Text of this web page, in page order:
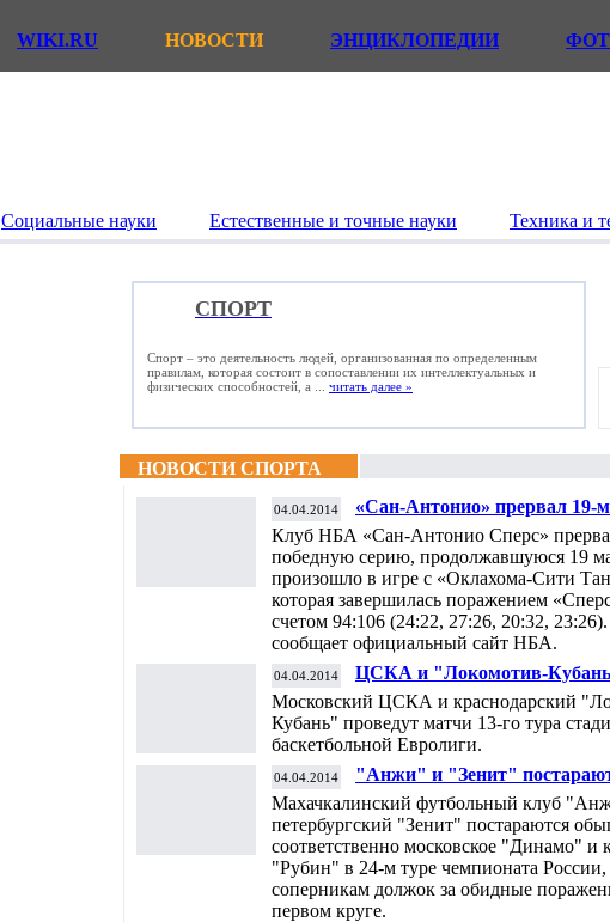
WIKI.RU НОВОСТИ ЭНЦИКЛОПЕДИИ
Социальные науки Естественные и точные науки Техника и
СПОРТ
Спорт – это деятельность людей, организованная по определенным
правилам, которая состоит в сопоставлении их интеллектуальных и
физических способностей, а ... читать далее »
НОВОСТИ СПОРТА
04.04.2014
«Сан-Антонио» прервал 19-
победную серию в НБА
Клуб НБА «Сан-Антонио Сперс»
победную серию, продолжавшуюся 19
произошло в игре с «Оклахома-Сити
которая завершилась поражением
счетом 94:106 (24:22, 27:26, 20:32,
сообщает официальный сайт НБА.
04.04.2014
ЦСКА и "Локомотив-Кубань"
очередные матчи
Московский ЦСКА и краснодарский
Кубань" проведут матчи 13-го тура
баскетбольной Евролиги.
04.04.2014
"Анжи" и "Зенит"
долги "Динамо" и "Рубину"
РФПЛ
Махачкалинский футбольный клуб
петербургский "Зенит" постараются
соответственно московское "Динамо" и
"Рубин" в 24-м туре чемпионата России,
соперникам должок за обидные
первом круге.